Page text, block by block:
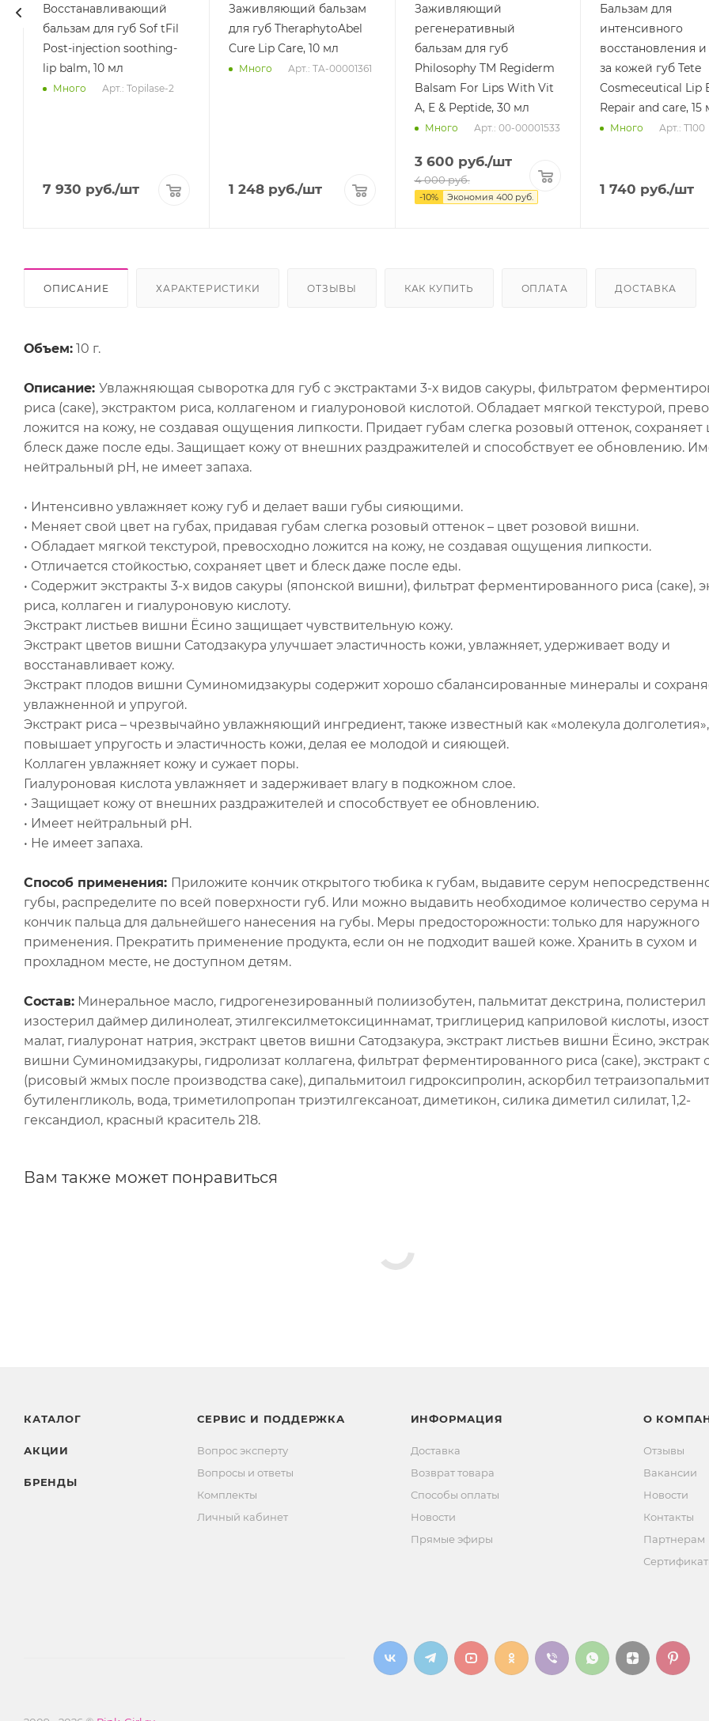
Восстанавливающий
бальзам для губ Sof tFil
Post-injection soothing-
lip balm, 10 мл
Много Арт.: Topilase-2
7 930 руб./шт
Заживляющий бальзам
для губ TheraphytoAbel
Cure Lip Care, 10 мл
Много Арт.: TA-00001361
1 248руб./шт
Заживляющий
регенеративный
бальзам для губ
Philosophy TM Regiderm
Balsam For Lips With Vit
A, E & Peptide, 30 мл
Много Арт.: 00-00001533
3 600 руб./шт
4 000руб.
-10% Экономия 400руб.
Бальзам для
интенсивного
восстановления и
за кожей губ Tete
Cosmeceutical Lip
Repair and care, 15
Много Арт.: T100
1 740 руб./шт
ОПИСАНИЕ ХАРАКТЕРИСТИКИ ОТЗЫВЫ КАК КУПИТЬ ОПЛАТА ДОСТАВКА
Объем: 10 г.
Описание: Увлажняющая сыворотка для губ с экстрактами 3-х видов сакуры, фильтратом
риса (саке), экстрактом риса, коллагеном и гиалуроновой кислотой. Обладает мягкой текстурой,
ложится на кожу, не создавая ощущения липкости. Придает губам слегка розовый оттенок, сохраняет
блеск даже после еды. Защищает кожу от внешних раздражителей и способствует ее обновлению.
нейтральный pH, не имеет запаха.
• Интенсивно увлажняет кожу губ и делает ваши губы сияющими.
• Меняет свой цвет на губах, придавая губам слегка розовый оттенок – цвет розовой вишни.
• Обладает мягкой текстурой, превосходно ложится на кожу, не создавая ощущения липкости.
• Отличается стойкостью, сохраняет цвет и блеск даже после еды.
• Содержит экстракты 3-х видов сакуры (японской вишни), фильтрат ферментированного риса (саке),
риса, коллаген и гиалуроновую кислоту.
Экстракт листьев вишни Ёсино защищает чувствительную кожу.
Экстракт цветов вишни Сатодзакура улучшает эластичность кожи, увлажняет, удерживает воду и
восстанавливает кожу.
Экстракт плодов вишни Суминомидзакуры содержит хорошо сбалансированные минералы и
увлажненной и упругой.
Экстракт риса – чрезвычайно увлажняющий ингредиент, также известный как «молекула долголетия»,
повышает упругость и эластичность кожи, делая ее молодой и сияющей.
Коллаген увлажняет кожу и сужает поры.
Гиалуроновая кислота увлажняет и задерживает влагу в подкожном слое.
• Защищает кожу от внешних раздражителей и способствует ее обновлению.
• Имеет нейтральный pH.
• Не имеет запаха.
Способ применения: Приложите кончик открытого тюбика к губам, выдавите серум
губы, распределите по всей поверхности губ. Или можно выдавить необходимое количество серума
кончик пальца для дальнейшего нанесения на губы. Меры предосторожности: только для наружного
применения. Прекратить применение продукта, если он не подходит вашей коже. Хранить в сухом и
прохладном месте, не доступном детям.
Состав: Минеральное масло, гидрогенезированный полиизобутен, пальмитат декстрина, полистерил
изостерил даймер дилинолеат, этилгексилметоксициннамат, триглицерид каприловой кислоты,
малат, гиалуронат натрия, экстракт цветов вишни Сатодзакура, экстракт листьев вишни Ёсино,
вишни Суминомидзакуры, гидролизат коллагена, фильтрат ферментированного риса (саке), экстракт
(рисовый жмых после производства саке), дипальмитоил гидроксипролин, аскорбил
бутиленгликоль, вода, триметилопропан триэтилгексаноат, диметикон, силика диметил силилат, 1,2-
гександиол, красный краситель 218.
Вам также может понравиться
КАТАЛОГ
АКЦИИ
БРЕНДЫ
СЕРВИС И ПОДДЕРЖКА
Вопрос эксперту
Вопросы и ответы
Комплекты
Личный кабинет
ИНФОРМАЦИЯ
Доставка
Возврат товара
Способы оплаты
Новости
Прямые эфиры
О
Отзывы
Вакансии
Новости
Контакты
Партнерам